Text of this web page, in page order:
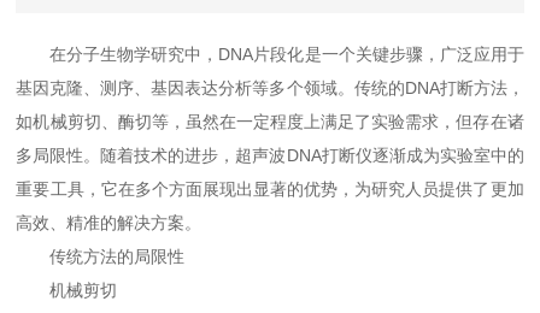
在分子生物学研究中，DNA片段化是一个关键步骤，广泛应用于
基因克隆、测序、基因表达分析等多个领域。传统的DNA打断方法，
如机械剪切、酶切等，虽然在一定程度上满足了实验需求，但存在诸
多局限性。随着技术的进步，超声波DNA打断仪逐渐成为实验室中的
重要工具，它在多个方面展现出显著的优势，为研究人员提供了更加
高效、精准的解决方案。
传统方法的局限性
机械剪切